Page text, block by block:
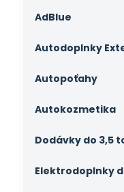
AdBlue
Autodoplnky
Autopoťahy
Autokozmetika
Dodávky do 3,5
Elektrodoplnky